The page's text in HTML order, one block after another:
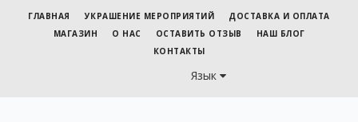
ГЛАВНАЯ УКРАШЕНИЕ МЕРОПРИЯТИЙ
ДОСТАВКА И ОПЛАТА
МАГАЗИН
О НАС ОСТАВИТЬ ОТЗЫВ
НАШ БЛОГ
КОНТАКТЫ
Язык